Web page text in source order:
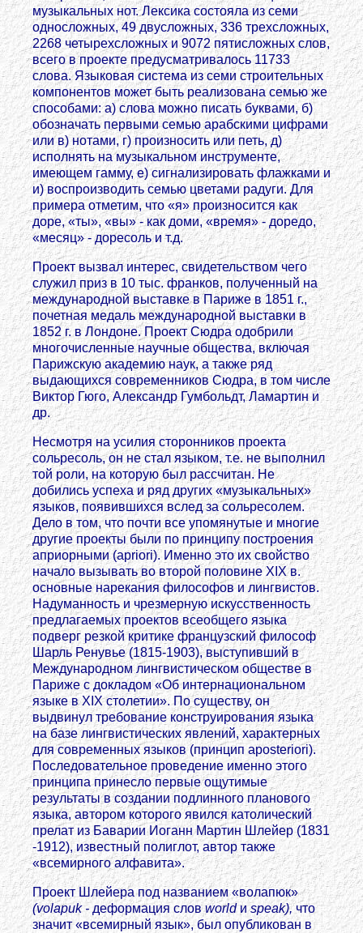
музыкальных нот. Лексика состояла из семи
односложных, 49 двусложных, 336 трехсложных,
2268 четырехсложных и 9072 пятисложных слов,
всего в проекте предусматривалось 11733
слова. Языковая система из семи строительных
компонентов может быть реализована семью же
способами: а) слова можно писать буквами, б)
обозначать первыми семью арабскими цифрами
или в) нотами, г) произносить или петь, д)
исполнять на музыкальном инструменте,
имеющем гамму, е) сигнализировать флажками и
и) воспроизводить семью цветами радуги. Для
примера отметим, что «я» произносится как
доре, «ты», «вы» - как доми, «время» - доредо,
«месяц» - доресоль и т.д.
Проект вызвал интерес, свидетельством чего
служил приз в 10 тыс. франков, полученный на
международной выставке в Париже в 1851 г.,
почетная медаль международной выставки в
1852 г. в Лондоне. Проект Сюдра одобрили
многочисленные научные общества, включая
Парижскую академию наук, а также ряд
выдающихся современников Сюдра, в том числе
Виктор Гюго, Александр Гумбольдт, Ламартин и
др.
Несмотря на усилия сторонников проекта
сольресоль, он не стал языком, т.е. не выполнил
той роли, на которую был рассчитан. Не
добились успеха и ряд других «музыкальных»
языков, появившихся вслед за сольресолем.
Дело в том, что почти все упомянутые и многие
другие проекты были по принципу построения
априорными (apriori). Именно это их свойство
начало вызывать во второй половине XIX в.
основные нарекания философов и лингвистов.
Надуманность и чрезмерную искусственность
предлагаемых проектов всеобщего языка
подверг резкой критике французский философ
Шарль Ренувье (1815-1903), выступивший в
Международном лингвистическом обществе в
Париже с докладом «Об интернациональном
языке в XIX столетии». По существу, он
выдвинул требование конструирования языка
на базе лингвистических явлений, характерных
для современных языков (принцип aposteriori).
Последовательное проведение именно этого
принципа принесло первые ощутимые
результаты в создании подлинного планового
языка, автором которого явился католический
прелат из Баварии Иоганн Мартин Шлейер (1831
-1912), известный полиглот, автор также
«всемирного алфавита».
Проект Шлейера под названием «волапюк»
(volapuk - деформация словworldиspeak),что
значит «всемирный язык», был опубликован в